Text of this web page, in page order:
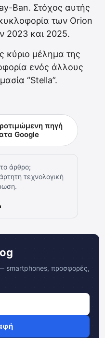
Ban. Στόχος αυτής
των Orion
2023 και 2025.
κύριο μέλημα της
ενός άλλους
“Stella”.
πηγή
Google
άρθρο;
τεχνολογική
smartphones, προσφορές,